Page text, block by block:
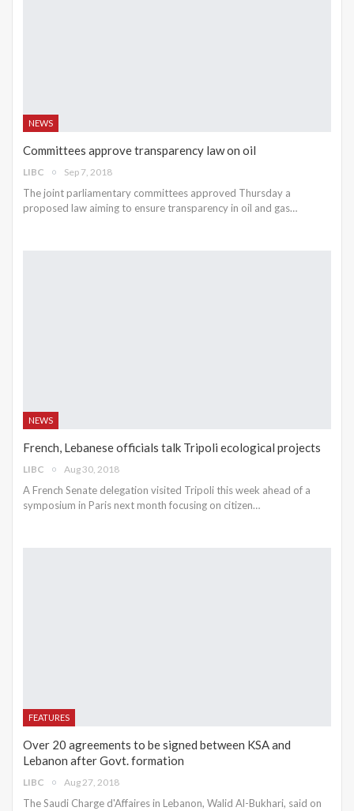
NEWS
Committees approve transparency law on oil
LIBC Sep 7, 2018
The joint parliamentary committees approved Thursday a
proposed law aiming to ensure transparency in oil and gas…
NEWS
French, Lebanese officials talk Tripoli ecological projects
LIBC Aug 30, 2018
A French Senate delegation visited Tripoli this week ahead of a
symposium in Paris next month focusing on citizen…
FEATURES
Over 20 agreements to be signed between KSA and
Lebanon after Govt. formation
LIBC Aug 27, 2018
The Saudi Charge d'Affaires in Lebanon, Walid Al-Bukhari, said on